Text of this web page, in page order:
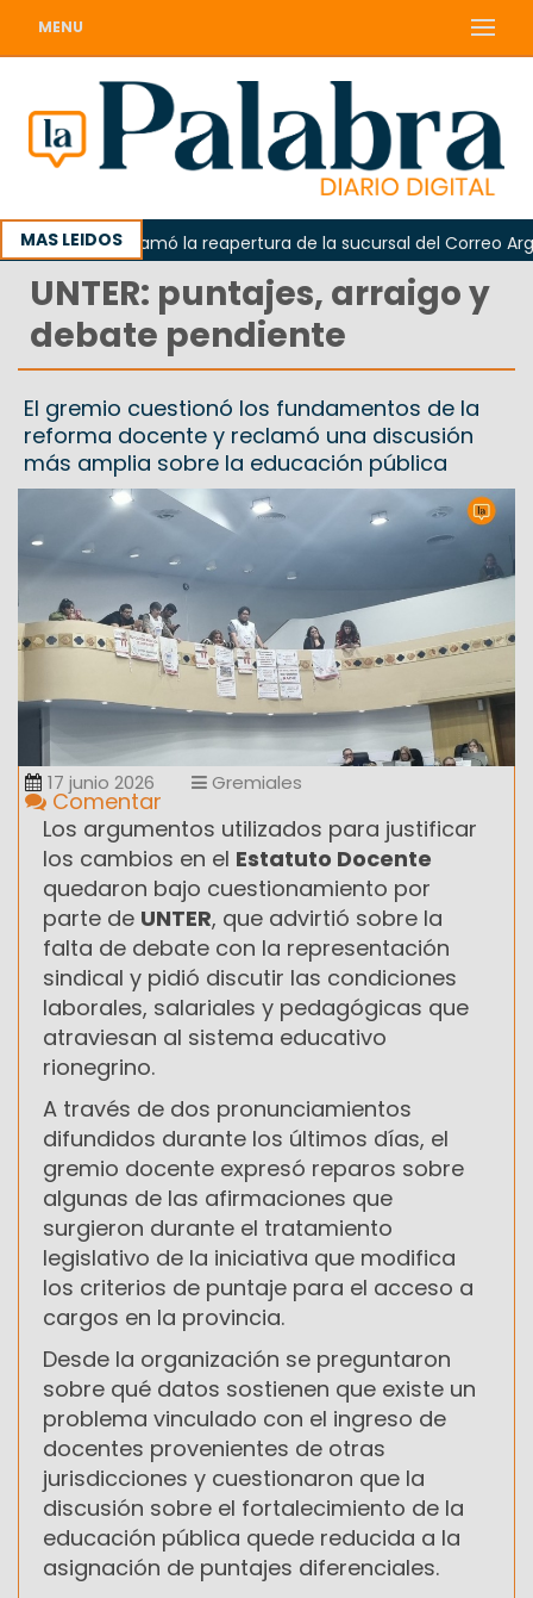
MENU
MAS LEIDOS
reclamó la reapertura de la sucursal del Correo
UNTER: puntajes, arraigo y
debate pendiente
El gremio cuestionó los fundamentos de la
reforma docente y reclamó una discusión
más amplia sobre la educación pública
17 junio 2026 Gremiales
Comentar
Los argumentos utilizados para justificar
los cambios en el Estatuto Docente
quedaron bajo cuestionamiento por
parte de UNTER, que advirtió sobre la
falta de debate con la representación
sindical y pidió discutir las condiciones
laborales, salariales y pedagógicas que
atraviesan al sistema educativo
rionegrino.
A través de dos pronunciamientos
difundidos durante los últimos días, el
gremio docente expresó reparos sobre
algunas de las afirmaciones que
surgieron durante el tratamiento
legislativo de la iniciativa que modifica
los criterios de puntaje para el acceso a
cargos en la provincia.
Desde la organización se preguntaron
sobre qué datos sostienen que existe un
problema vinculado con el ingreso de
docentes provenientes de otras
jurisdicciones y cuestionaron que la
discusión sobre el fortalecimiento de la
educación pública quede reducida a la
asignación de puntajes diferenciales.